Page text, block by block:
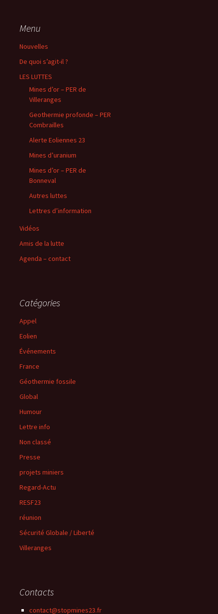
Menu
Nouvelles
De quoi s’agit-il ?
LES LUTTES
Mines d’or – PER de
Villeranges
Geothermie profonde – PER
Combrailles
Alerte Eoliennes 23
Mines d’uranium
Mines d’or – PER de
Bonneval
Autres luttes
Lettres d’information
Vidéos
Amis de la lutte
Agenda – contact
Catégories
Appel
Eolien
Événements
France
Géothermie fossile
Global
Humour
Lettre info
Non classé
Presse
projets miniers
Regard-Actu
RESF23
réunion
Sécurité Globale / Liberté
Villeranges
Contacts
contact@stopmines23.fr